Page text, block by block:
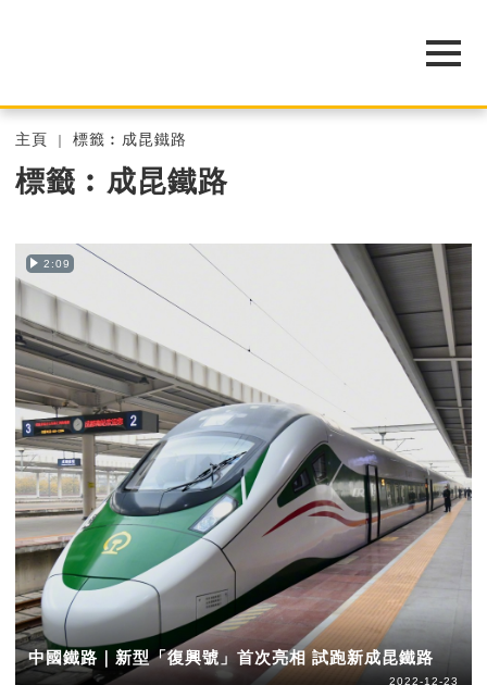
主頁 標籤︰成昆鐵路
標籤︰成昆鐵路
2:09
中國鐵路｜新型「復興號」首次亮相 試跑新成昆鐵路
2022-12-23